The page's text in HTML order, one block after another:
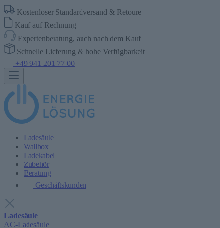
Kostenloser Standardversand & Retoure
Kauf auf Rechnung
Expertenberatung, auch nach dem Kauf
Schnelle Lieferung & hohe Verfügbarkeit
+49 941 201 77 00
Ladesäule
Wallbox
Ladekabel
Zubehör
Beratung
Geschäftskunden
Ladesäule
AC-Ladesäule